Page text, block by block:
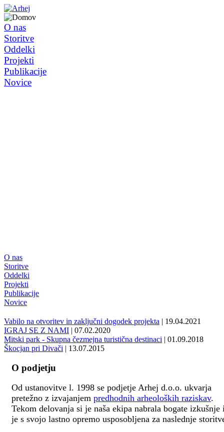
O nas
Storitve
Oddelki
Projekti
Publikacije
Novice
O nas
Storitve
Oddelki
Projekti
Publikacije
Novice
Vabilo na otvoritev in zaključni dogodek projekta | 19.04.2021
IGRAJ SE Z NAMI | 07.02.2020
Mitski park - Skupna čezmejna turistična destinaci | 01.09.2018
Škocjan pri Divači | 13.07.2015
O podjetju
Od ustanovitve l. 1998 se podjetje Arhej d.o.o. ukvarja
pretežno z izvajanjem predhodnih arheoloških raziskav.
Tekom delovanja si je naša ekipa nabrala bogate izkušnje
je s svojo lastno opremo usposobljena za naslednje